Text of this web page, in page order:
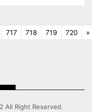
717 718 719 720 »
All Right Reserved.